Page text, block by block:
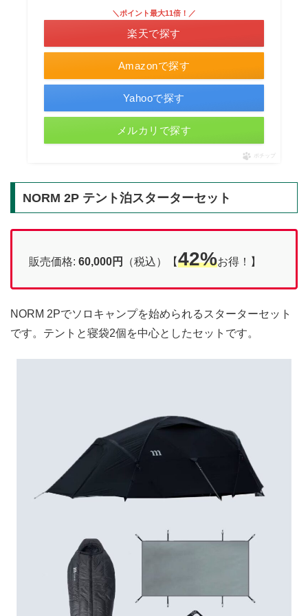
Amazonで探す
＼ポイント最大11倍！／
楽天で探す
Yahooで探す
メルカリで探す
ポチップ
NORM 2P テント泊スターターセット
販売価格: 60,000円 （税込）【42%お得！】
NORM 2Pでソロキャンプを始められるスターターセット
です。テントと寝袋2個を中心としたセットです。